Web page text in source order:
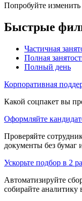
Попробуйте
Быстрые
Частичная
Полная
Полный день
Корпоративная
Какой соцпакет вы
Оформляйте
Проверяйте
документы без бумаг
Ускорьте подбор в 2
Автоматизируйте
собирайте аналитику